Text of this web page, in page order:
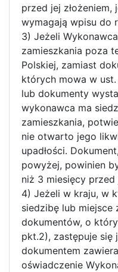
przed jej
wymagają wpisu do
3) Jeżeli
zamieszkania poza
Polskiej, zamiast
których mowa w
lub dokumenty
wykonawca ma
zamieszkania,
nie otwarto jego
upadłości.
powyżej, powinien
niż 3 miesięcy przed
4) Jeżeli w kraju, w
siedzibę lub miejsce
dokumentów, o
pkt.2), zastępuje się
dokumentem
oświadczenie